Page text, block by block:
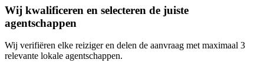
Wij kwalificeren en selecteren de juiste
agentschappen
Wij verifiëren elke reiziger en delen de aanvraag met maximaal 3
relevante lokale agentschappen.